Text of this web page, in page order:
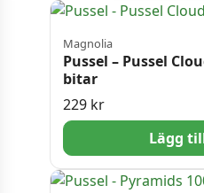
Magnolia
Pussel – Pussel
bitar
229 kr
Lägg